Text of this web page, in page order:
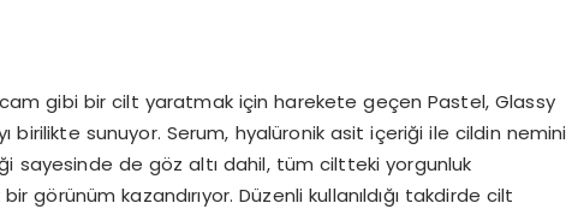
cam gibi bir cilt yaratmak için harekete geçen Pastel, Glassy
birilikte sunuyor. Serum, hyalüronik asit içeriği ile cildin nemini
sayesinde de göz altı dahil, tüm ciltteki yorgunluk
görünüm kazandırıyor. Düzenli kullanıldığı takdirde cilt